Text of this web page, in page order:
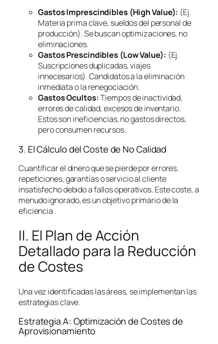
Gastos Imprescindibles (High Value): (Ej.
Materia prima clave, sueldos del personal de
producción). Se buscan optimizaciones, no
eliminaciones.
Gastos Prescindibles (Low Value): (Ej.
Suscripciones duplicadas, viajes
innecesarios). Candidatos a la eliminación
inmediata o la renegociación.
Gastos Ocultos:Tiempos de inactividad,
errores de calidad, excesos de inventario.
Estos son ineficiencias, no gastos directos,
pero consumen recursos.
3. El Cálculo del Coste de No Calidad
Cuantificar el dinero que se pierde por errores,
repeticiones, garantías o servicio al cliente
insatisfecho debido a fallos operativos. Este coste, a
menudo ignorado, es un objetivo primario de la
eficiencia.
II. El Plan de Acción
Detallado para la Reducción
de Costes
Una vez identificadas las áreas, se implementan las
estrategias clave.
Estrategia A: Optimización de Costes de
Aprovisionamiento